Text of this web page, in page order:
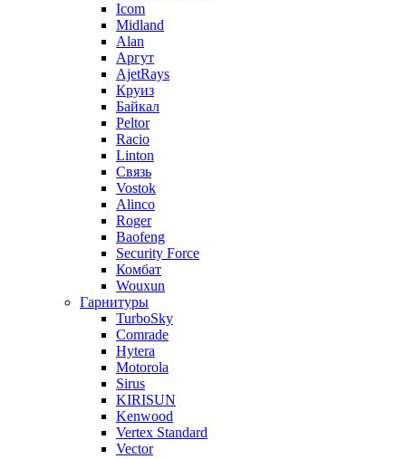
Icom
Midland
Alan
Аргут
AjetRays
Круиз
Байкал
Peltor
Racio
Linton
Связь
Vostok
Alinco
Roger
Baofeng
Security Force
Комбат
Wouxun
Гарнитуры
TurboSky
Comrade
Hytera
Motorola
Sirus
KIRISUN
Kenwood
Vertex Standard
Vector